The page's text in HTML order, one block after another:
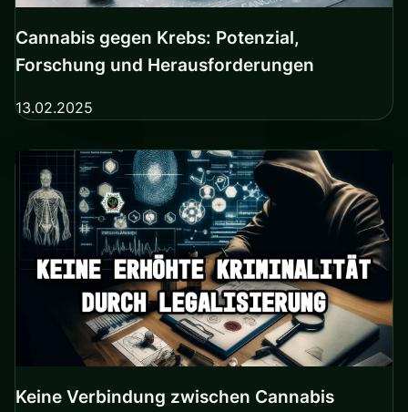
Cannabis gegen Krebs: Potenzial,
Forschung und Herausforderungen
13.02.2025
Keine Verbindung zwischen Cannabis